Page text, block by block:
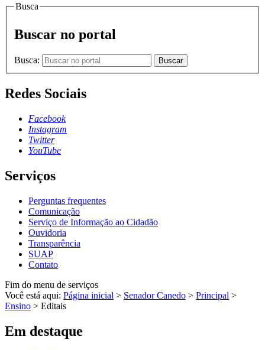
Busca
Buscar no portal
Busca: Buscar
Redes Sociais
Facebook
Instagram
Twitter
YouTube
Serviços
Perguntas frequentes
Comunicação
Serviço de Informação ao Cidadão
Ouvidoria
Transparência
SUAP
Contato
Fim do menu de serviços
Você está aqui: Página inicial > Senador Canedo > Principal >
Ensino > Editais
Em destaque